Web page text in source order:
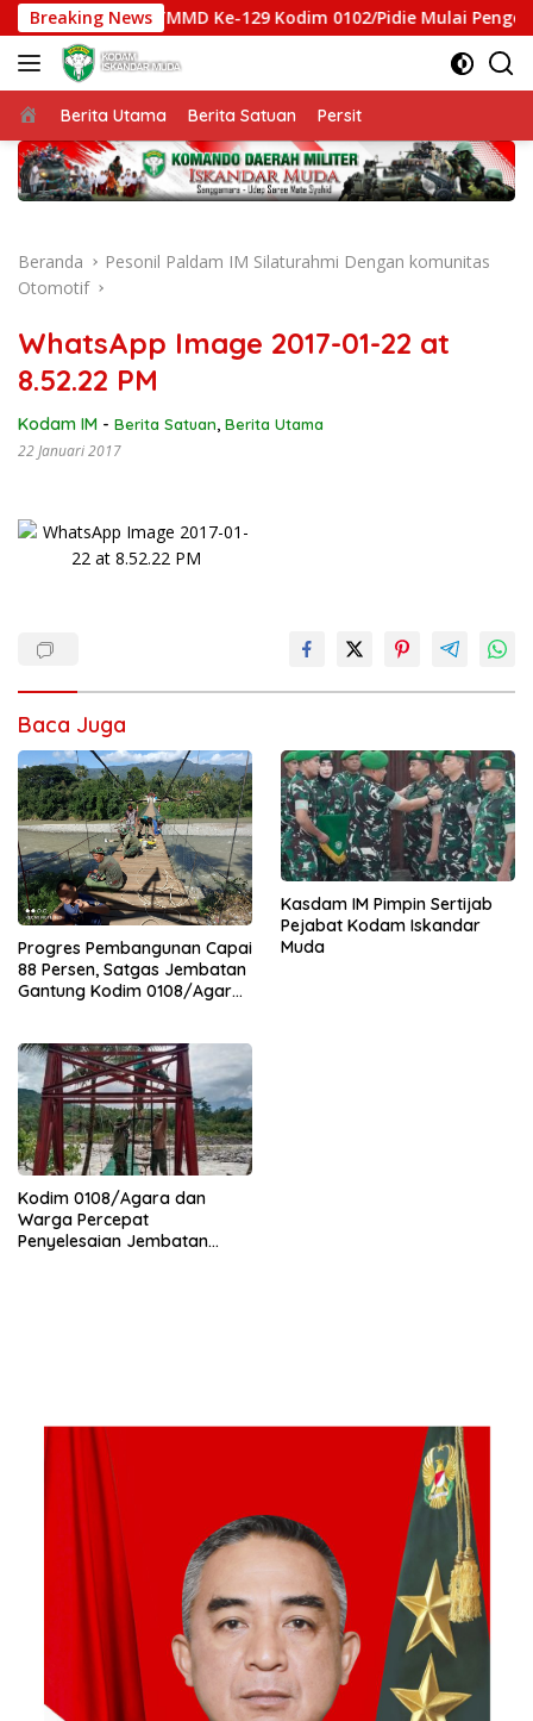
Langsung
ke
konten
Breaking News
Satgas TMMD Ke-129 Kodim 0102/Pidie Mulai
Beranda
Berita Utama Berita Satuan Persit
Beranda
Pesonil Paldam IM Silaturahmi Dengan komunitas
Otomotif
WhatsApp Image 2017-01-22 at
8.52.22 PM
Kodam IM - Berita Satuan, Berita Utama
22 Januari 2017
Baca Juga
Progres Pembangunan Capai
88 Persen, Satgas Jembatan
Gantung Kodim 0108/Agara
Kasdam IM Pimpin Sertijab
Pejabat Kodam Iskandar
Muda
Kodim 0108/Agara dan
Warga Percepat
Penyelesaian Jembatan